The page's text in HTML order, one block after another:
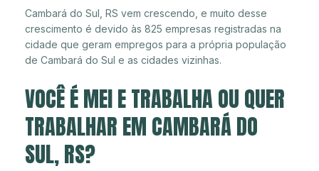
Cambará do Sul, RS vem crescendo, e muito desse
crescimento é devido às 825 empresas registradas na
cidade que geram empregos para a própria população
de Cambará do Sul e as cidades vizinhas.
VOCÊ É MEI E TRABALHA OU QUER
TRABALHAR EM CAMBARÁ DO
SUL, RS?